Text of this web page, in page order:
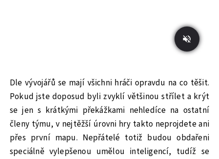
Dle vývojářů se mají všichni hráči opravdu na co těšit.
Pokud jste doposud byli zvyklí většinou střílet a krýt
se jen s krátkými překážkami nehledíce na ostatní
členy týmu, v nejtěžší úrovni hry takto neprojdete ani
přes první mapu. Nepřátelé totiž budou obdařeni
speciálně vylepšenou umělou inteligencí, tudíž se